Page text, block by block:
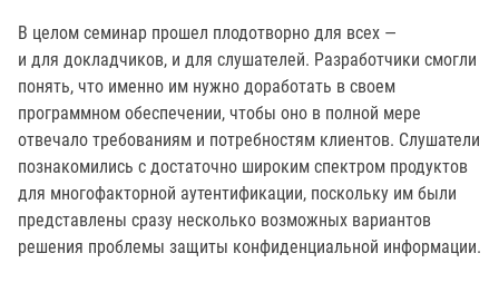
В целом семинар прошел плодотворно для всех —
и для докладчиков, и для слушателей. Разработчики смогли
понять, что именно им нужно доработать в своем
программном обеспечении, чтобы оно в полной мере
отвечало требованиям и потребностям клиентов. Слушатели
познакомились с достаточно широким спектром продуктов
для многофакторной аутентификации, поскольку им были
представлены сразу несколько возможных вариантов
решения проблемы защиты конфиденциальной информации.